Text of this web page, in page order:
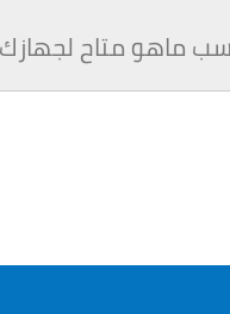
ماهو متاح